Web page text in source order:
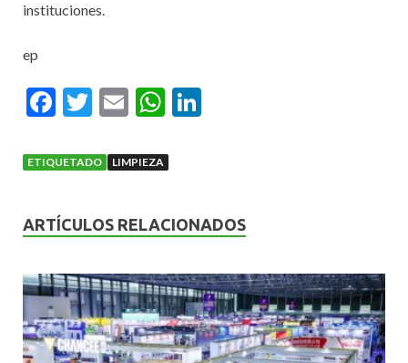
instituciones.
ep
F
e
o
o
k
T
itt
E
ai
W
at
A
p
p
n
ETIQUETADO LIMPIEZA
ARTÍCULOS RELACIONADOS